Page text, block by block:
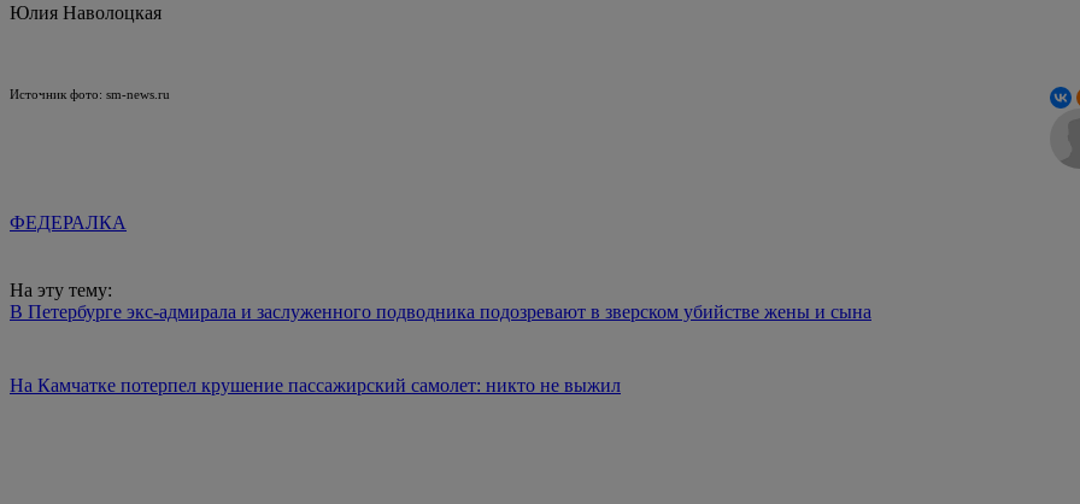
Юлия Наволоцкая
Источник фото: sm-news.ru
ФЕДЕРАЛКА
На эту тему:
В Петербурге экс-адмирала и заслуженного подводника подозревают в зверском убийстве жены и сына
На Камчатке потерпел крушение пассажирский самолет: никто не выжил